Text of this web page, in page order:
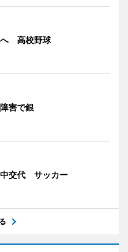
へ 高校野球
害で銀
中交代 サッカー